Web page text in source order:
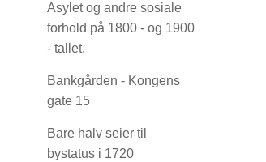
Asylet og andre sosiale
forhold på 1800 - og 1900
- tallet.
Bankgården - Kongens
gate 15
Bare halv seier til
bystatus i 1720